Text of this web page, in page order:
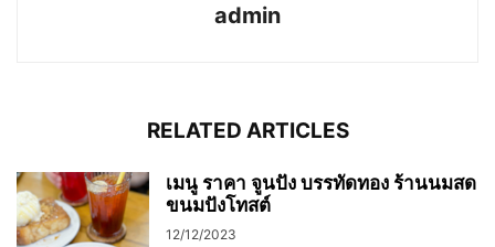
admin
RELATED ARTICLES
เมนู ราคา จูนปัง บรรทัดทอง ร้านนมสด
ขนมปังโทสต์
12/12/2023